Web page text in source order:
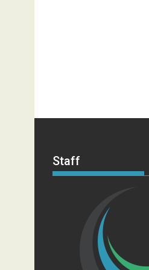
Staff